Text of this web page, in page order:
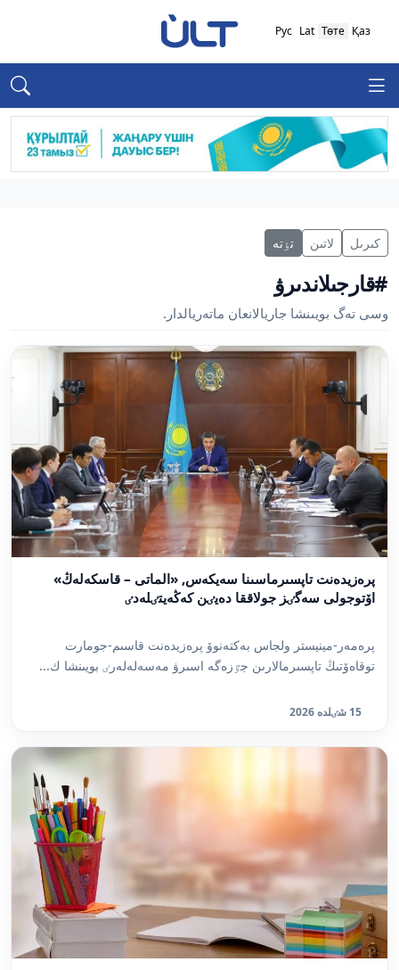
Қаз
Төте
Lat
Рус
كىرىل لاتىن تٶتە
#قارجىلاندىرۋ
وسى تەگ بويىنشا جاريالانعان ماتەريالدار.
پرەزيدەنت تاپسىرماسىنا سەيكەس, «الماتى – قاسكەلەڭ»
اۆتوجولى سەگٸز جولاققا دەيٸن كەڭەيتٸلەدٸ
پرەمەر-مينيستر ولجاس بەكتەنوۆ پرەزيدەنت قاسىم-جومارت
توقاەۆتىڭ تاپسىرمالارىن جٷزەگە اسىرۋ مەسەلەلەرٸ بويىنشا ك...
15 شٸلدە 2026